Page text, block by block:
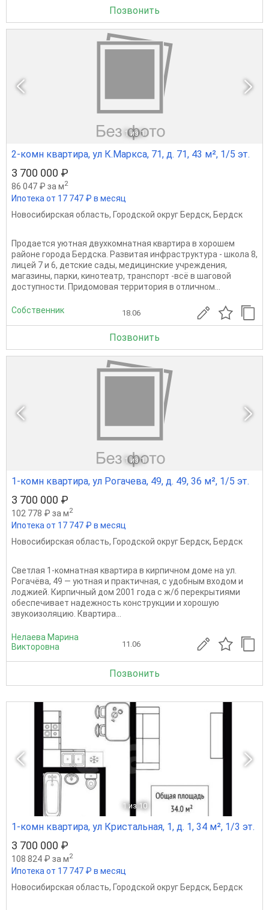
Позвонить
1 из 1
2-комн квартира, ул К.Маркса, 71, д. 71, 43 м², 1/5 эт.
3 700 000 ₽
86 047 ₽ за м2
Ипотека от 17 747 ₽ в месяц
Новосибирская область, Городской округ Бердск, Бердск
Продается уютная двухкомнатная квартира в хорошем
районе города Бердска. Развитая инфраструктура - школа 8,
лицей 7 и 6, детские сады, медицинские учреждения,
магазины, парки, кинотеатр, транспорт -всё в шаговой
доступности. Придомовая территория в отличном...
Собственник 18.06
Позвонить
1 из 1
1-комн квартира, ул Рогачева, 49, д. 49, 36 м², 1/5 эт.
3 700 000 ₽
102 778 ₽ за м2
Ипотека от 17 747 ₽ в месяц
Новосибирская область, Городской округ Бердск, Бердск
Светлая 1-комнатная квартира в кирпичном доме на ул.
Рогачёва, 49 — уютная и практичная, с удобным входом и
лоджией. Кирпичный дом 2001 года с ж/б перекрытиями
обеспечивает надежность конструкции и хорошую
звукоизоляцию. Квартира...
Нелаева Марина
Викторовна
11.06
Позвонить
1 из 10
1-комн квартира, ул Кристальная, 1, д. 1, 34 м², 1/3 эт.
3 700 000 ₽
108 824 ₽ за м2
Ипотека от 17 747 ₽ в месяц
Новосибирская область, Городской округ Бердск, Бердск